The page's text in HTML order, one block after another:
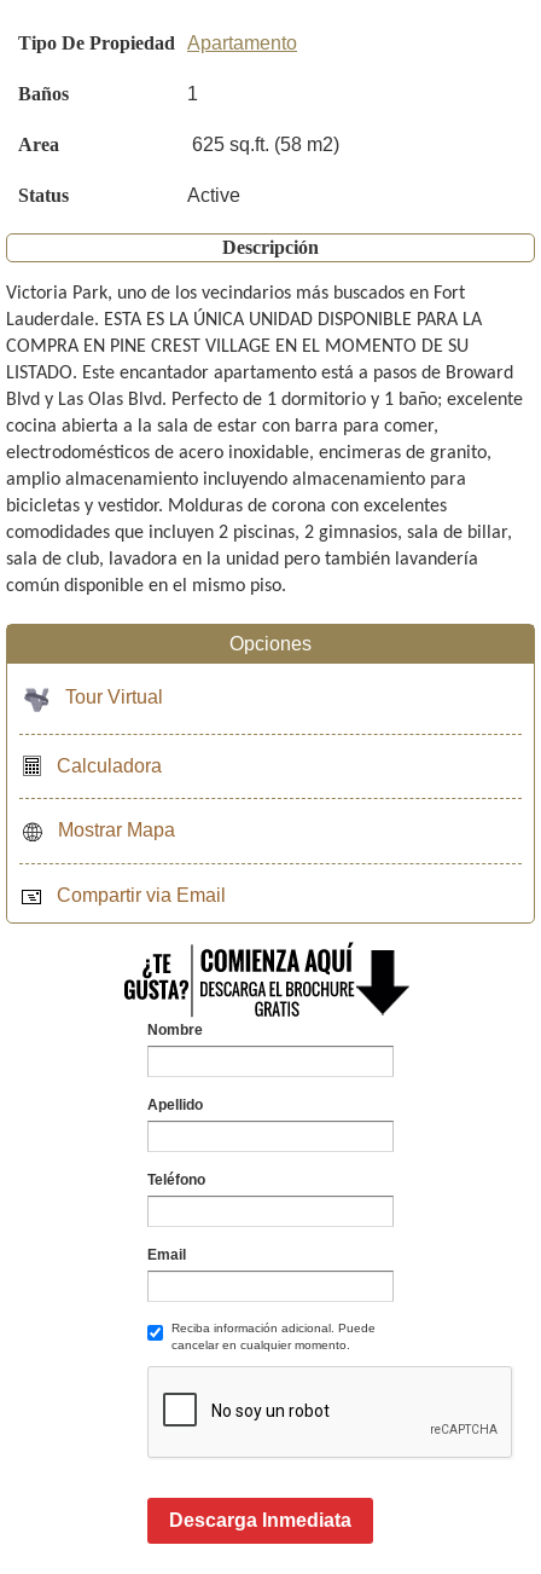
Tipo De Propiedad Apartamento
Baños 1
Area 625 sq.ft. (58 m2)
Status Active
Descripción
Victoria Park, uno de los vecindarios más buscados en Fort
Lauderdale. ESTA ES LA ÚNICA UNIDAD DISPONIBLE PARA LA
COMPRA EN PINE CREST VILLAGE EN EL MOMENTO DE SU
LISTADO. Este encantador apartamento está a pasos de Broward
Blvd y Las Olas Blvd. Perfecto de 1 dormitorio y 1 baño; excelente
cocina abierta a la sala de estar con barra para comer,
electrodomésticos de acero inoxidable, encimeras de granito,
amplio almacenamiento incluyendo almacenamiento para
bicicletas y vestidor. Molduras de corona con excelentes
comodidades que incluyen 2 piscinas, 2 gimnasios, sala de billar,
sala de club, lavadora en la unidad pero también lavandería
común disponible en el mismo piso.
Opciones
Tour Virtual
Calculadora
Mostrar Mapa
Compartir via Email
Nombre
Apellido
Teléfono
Email
Reciba información adicional. Puede
cancelar en cualquier momento.
Descarga Inmediata